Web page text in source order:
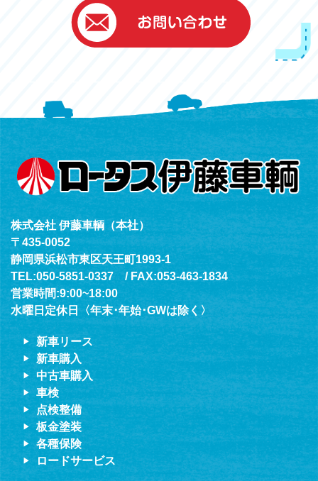
050-5851-0338
浜北店
050-5851-0339
（年中無休24h対応）
株式会社 伊藤車輌（本社）
〒435-0052
静岡県浜松市東区天王町1993-1
TEL:050-5851-0337 / FAX:053-463-1834
営業時間:9:00~18:00
水曜日定休日〈年末･年始･GWは除く〉
新車リース
新車購入
中古車購入
車検
点検整備
板金塗装
各種保険
ロードサービス